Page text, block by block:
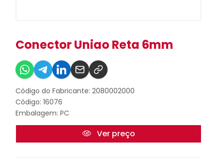
Conector Uniao Reta 6mm
Código do Fabricante: 2080002000
Código: 16076
Embalagem: PC
Ver preço